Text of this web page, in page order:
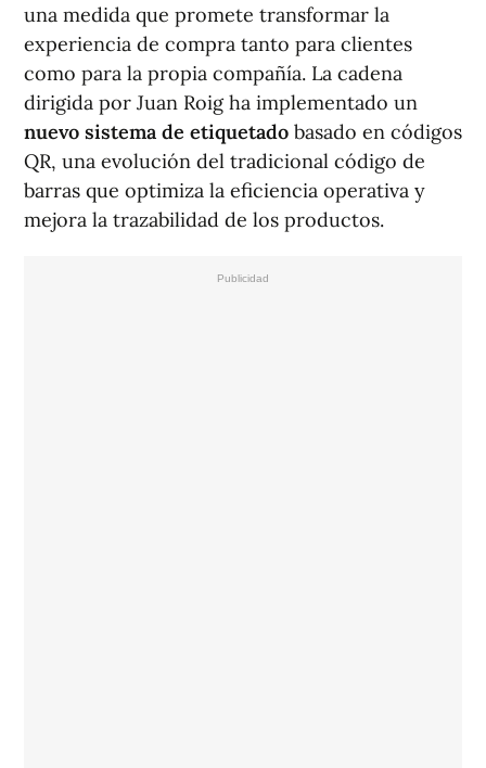
una medida que promete transformar la
experiencia de compra tanto para clientes
como para la propia compañía. La cadena
dirigida por Juan Roig ha implementado un
nuevo sistema de etiquetado basado en códigos
QR, una evolución del tradicional código de
barras que optimiza la eficiencia operativa y
mejora la trazabilidad de los productos.